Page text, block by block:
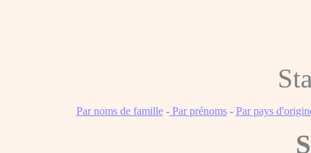
Par noms de famille-Par prénoms- Par pays